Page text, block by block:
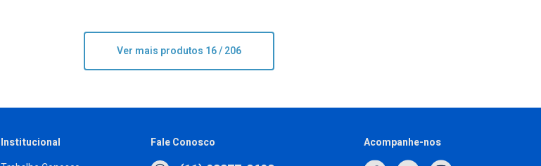
Ver mais produtos 16 / 206
Institucional
Fale Conosco Acompanhe-nos